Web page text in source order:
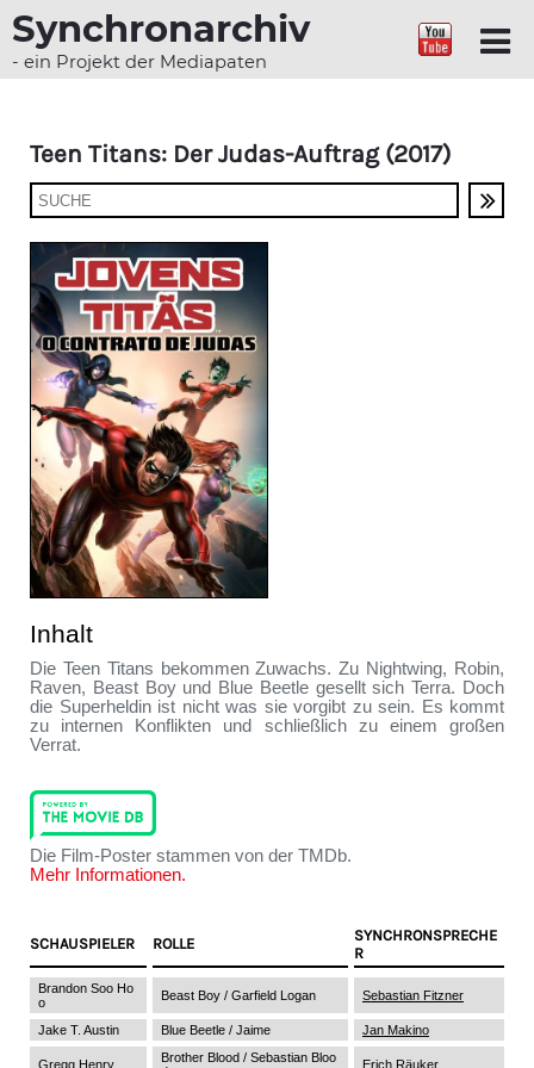
Synchronarchiv
- ein Projekt der Mediapaten
Teen Titans: Der Judas-Auftrag (2017)
Inhalt
Die Teen Titans bekommen Zuwachs. Zu Nightwing, Robin,
Raven, Beast Boy und Blue Beetle gesellt sich Terra. Doch
die Superheldin ist nicht was sie vorgibt zu sein. Es kommt
zu internen Konflikten und schließlich zu einem großen
Verrat.
Die Film-Poster stammen von der TMDb.
Mehr Informationen.
SCHAUSPIELER ROLLE
SYNCHRONSPRECHE
R
Brandon Soo Ho
o
Beast Boy / Garfield Logan Sebastian Fitzner
Jake T. Austin Blue Beetle / Jaime Jan Makino
Gregg Henry
Brother Blood / Sebastian Bloo
Erich Räuker